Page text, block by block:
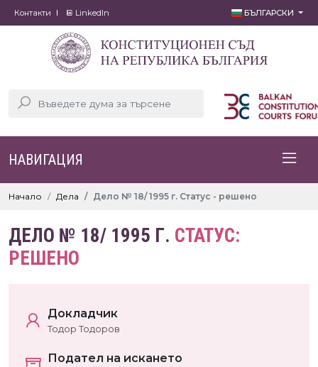
Контакти LinkedIn БЪЛГАРСКИ
НАВИГАЦИЯ
Начало Дела Дело № 18/ 1995 г. Статус - решено
ДЕЛО № 18/ 1995 Г. СТАТУС:
РЕШЕНО
Докладчик
Тодор Тодоров
Подател на искането